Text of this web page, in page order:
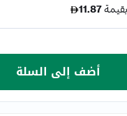
أضف إلى السلة